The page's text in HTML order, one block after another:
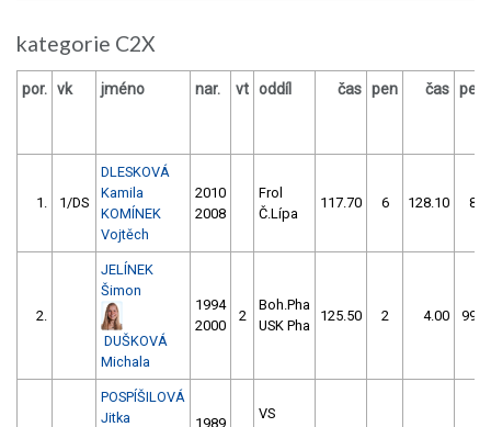
kategorie C2X
por. vk jméno nar. vt oddíl čas pen čas pen
1. 1/DS
DLESKOVÁ
Kamila
KOMÍNEK
Vojtěch
2010
2008
Frol
Č.Lípa
117.70 6 128.10 8
2.
JELÍNEK
Šimon
DUŠKOVÁ
Michala
1994
2000
2
Boh.Pha
USK Pha
125.50 2 4.00 999
POSPÍŠILOVÁ
Jitka
1989
VS